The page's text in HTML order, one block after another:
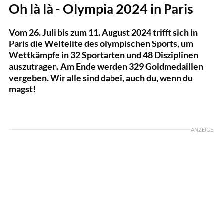
Oh là là - Olympia 2024 in Paris
Vom 26. Juli bis zum 11. August 2024 trifft sich in
Paris die Weltelite des olympischen Sports, um
Wettkämpfe in 32 Sportarten und 48 Disziplinen
auszutragen. Am Ende werden 329 Goldmedaillen
vergeben. Wir alle sind dabei, auch du, wenn du
magst!
ANZEIGE